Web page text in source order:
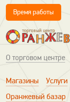
О торговом центре
Время работы
Магазины Услуги
Оранжевый базар